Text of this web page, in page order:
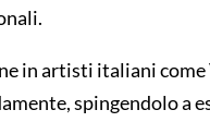
in artisti italiani
spingendolo a